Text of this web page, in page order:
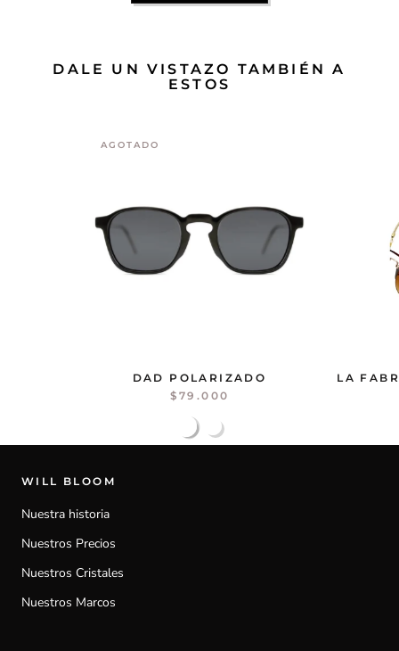
DALE UN VISTAZO TAMBIÉN A
ESTOS
AGOTADO
DAD POLARIZADO
$79.000
LA
WILL BLOOM
Nuestra historia
Nuestros Precios
Nuestros Cristales
Nuestros Marcos